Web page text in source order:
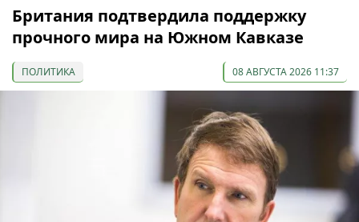
Британия подтвердила поддержку
прочного мира на Южном Кавказе
ПОЛИТИКА 08 АВГУСТА 2026 11:37